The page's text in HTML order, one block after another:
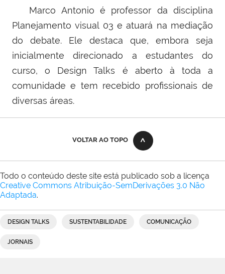
Marco Antonio é professor da disciplina
Planejamento visual 03 e atuará na mediação
do debate. Ele destaca que, embora seja
inicialmente direcionado a estudantes do
curso, o Design Talks é aberto à toda a
comunidade e tem recebido profissionais de
diversas áreas.
VOLTAR AO TOPO
Todo o conteúdo deste site está publicado sob a licença
Creative Commons Atribuição-SemDerivações 3.0 Não
Adaptada.
DESIGN TALKS SUSTENTABILIDADE COMUNICAÇÃO
JORNAIS